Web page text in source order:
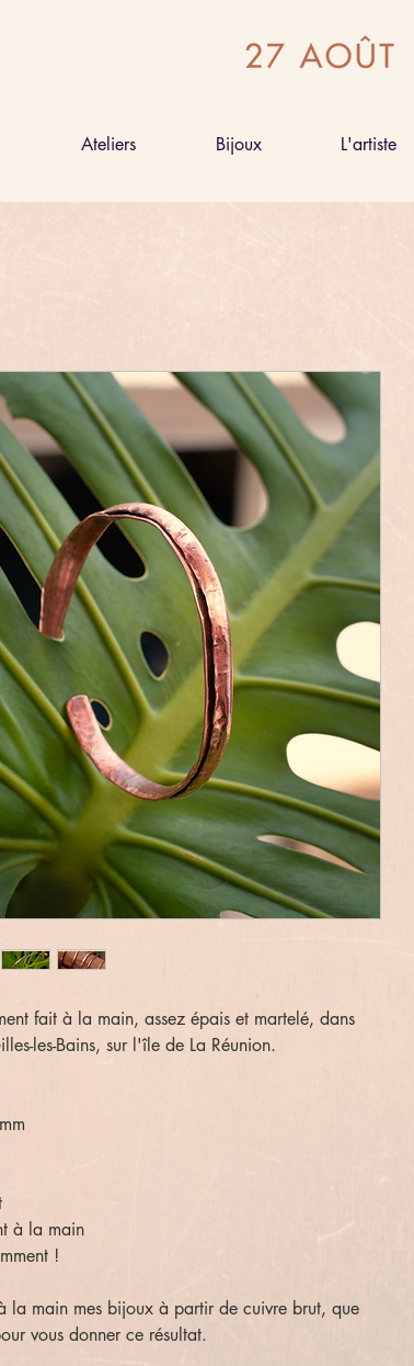
Ateliers Bijoux L'artiste
fait à la main, assez épais et martelé, dans
les-Bains, sur l'île de La Réunion.
à la main
!
la main mes bijoux à partir de cuivre brut, que
vous donner ce résultat.